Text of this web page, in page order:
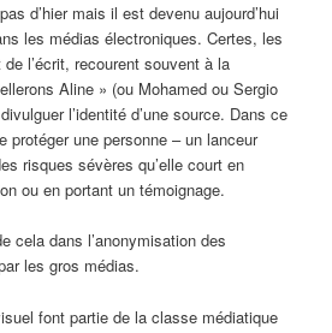
d’hier mais il est devenu aujourd’hui
les médias électroniques. Certes, les
l’écrit, recourent souvent à la
Aline » (ou Mohamed ou Sergio
l’identité d’une source. Dans ce
protéger une personne – un lanceur
risques sévères qu’elle court en
ou en portant un témoignage.
cela dans l’anonymisation des
les gros médias.
font partie de la classe médiatique